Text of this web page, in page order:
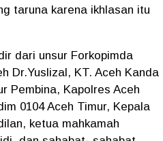
taruna karena ikhlasan itu
dari unsur Forkopimda
Dr.Yuslizal, KT. Aceh Kanda
Pembina, Kapolres Aceh
0104 Aceh Timur, Kepala
ketua mahkamah